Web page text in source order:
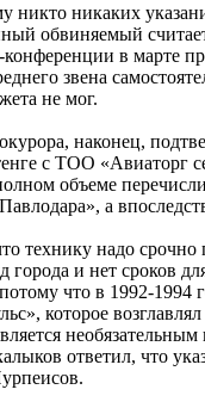
никто никаких
обвиняемый
конференции в марте
звена
не мог.
наконец,
с ТОО «Авиаторг
объеме
а
технику надо
и нет сроков
что в 1992-1994
которое
ответил, что